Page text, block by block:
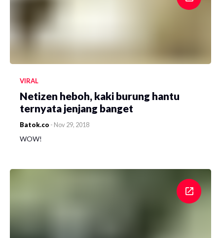
VIRAL
Netizen heboh, kaki burung hantu
ternyata jenjang banget
Batok.co - Nov 29, 2018
WOW!